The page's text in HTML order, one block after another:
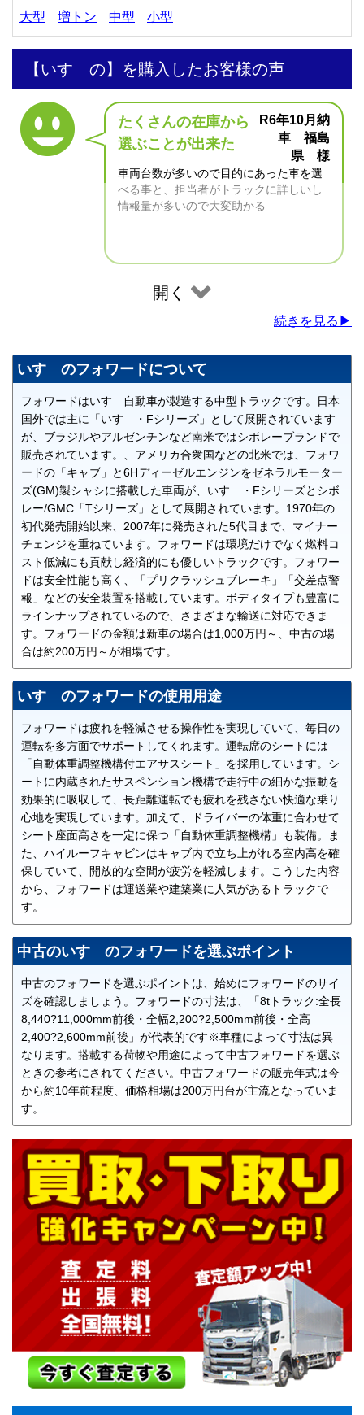
大型 増トン 中型 小型
【いすゞの】を購入したお客様の声
たくさんの在庫から
選ぶことが出来た
R6年10月納
車 福島
県 様
車両台数が多いので目的にあった車を選
べる事と、担当者がトラックに詳しいし
情報量が多いので大変助かる
開く
続きを見る▶
いすゞのフォワードについて
フォワードはいすゞ自動車が製造する中型トラックです。日本
国外では主に「いすゞ・Fシリーズ」として展開されています
が、ブラジルやアルゼンチンなど南米ではシボレーブランドで
販売されています。、アメリカ合衆国などの北米では、フォワ
ードの「キャブ」と6Hディーゼルエンジンをゼネラルモーター
ズ(GM)製シャシに搭載した車両が、いすゞ・Fシリーズとシボ
レー/GMC「Tシリーズ」として展開されています。1970年の
初代発売開始以来、2007年に発売された5代目まで、マイナー
チェンジを重ねています。フォワードは環境だけでなく燃料コ
スト低減にも貢献し経済的にも優しいトラックです。フォワー
ドは安全性能も高く、「プリクラッシュブレーキ」「交差点警
報」などの安全装置を搭載しています。ボディタイプも豊富に
ラインナップされているので、さまざまな輸送に対応できま
す。フォワードの金額は新車の場合は1,000万円～、中古の場
合は約200万円～が相場です。
いすゞのフォワードの使用用途
フォワードは疲れを軽減させる操作性を実現していて、毎日の
運転を多方面でサポートしてくれます。運転席のシートには
「自動体重調整機構付エアサスシート」を採用しています。シ
ートに内蔵されたサスペンション機構で走行中の細かな振動を
効果的に吸収して、長距離運転でも疲れを残さない快適な乗り
心地を実現しています。加えて、ドライバーの体重に合わせて
シート座面高さを一定に保つ「自動体重調整機構」も装備。ま
た、ハイルーフキャビンはキャブ内で立ち上がれる室内高を確
保していて、開放的な空間が疲労を軽減します。こうした内容
から、フォワードは運送業や建築業に人気があるトラックで
す。
中古のいすゞのフォワードを選ぶポイント
中古のフォワードを選ぶポイントは、始めにフォワードのサイ
ズを確認しましょう。フォワードの寸法は、「8tトラック:全長
8,440?11,000mm前後・全幅2,200?2,500mm前後・全高
2,400?2,600mm前後」が代表的です※車種によって寸法は異
なります。搭載する荷物や用途によって中古フォワードを選ぶ
ときの参考にされてください。中古フォワードの販売年式は今
から約10年前程度、価格相場は200万円台が主流となっていま
す。